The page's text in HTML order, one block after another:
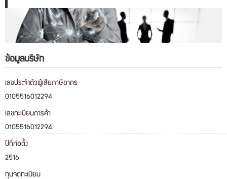
ข้อมูลบริษัท
เลขประจำตัวผู้เสียภาษีอากร
0105516012294
เลขทะเบียนการค้า
0105516012294
ปีที่ก่อตั้ง
2516
ทุนจดทะเบียน